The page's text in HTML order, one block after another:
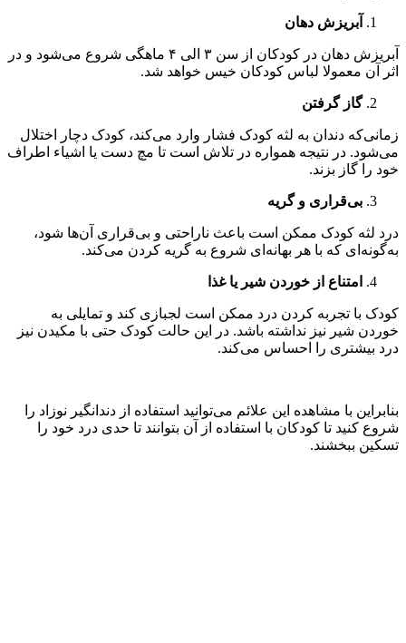
آبریزش دهان
آبریزش دهان در کودکان از سن ۳ الی ۴ ماهگی شروع می‌شود و در
اثر آن معمولا لباس کودکان خیس خواهد شد.
گاز گرفتن
زمانی‌که دندان به لثه کودک فشار وارد می‌کند، کودک دچار اختلال
می‌شود. در نتیجه همواره در تلاش است تا مچ دست یا اشیاء اطراف
خود را گاز بزند.
بی‌قراری و گریه
درد لثه کودک ممکن است باعث ناراحتی و بی‌قراری آن‌ها شود،
به‌گونه‌ای که با هر بهانه‌ای شروع به گریه کردن می‌کند.
امتناع از خوردن شیر یا غذا
کودک با تجربه کردن درد ممکن است لجبازی کند و تمایلی به
خوردن شیر نیز نداشته باشد. در این حالت کودک حتی با مکیدن نیز
درد بیشتری را احساس می‌کند.
بنابراین با مشاهده این علائم می‌توانید استفاده از دندانگیر نوزاد را
شروع کنید تا کودکان با استفاده از آن بتوانند تا حدی درد خود را
تسکین ببخشند.